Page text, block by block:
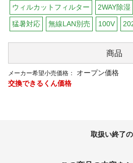
ウィルカットフィルター 2WAY除湿
猛暑対応 無線LAN別売 100V
商品
メーカー希望小売価格：
オープン価格
交換できるくん価格
取扱い終了